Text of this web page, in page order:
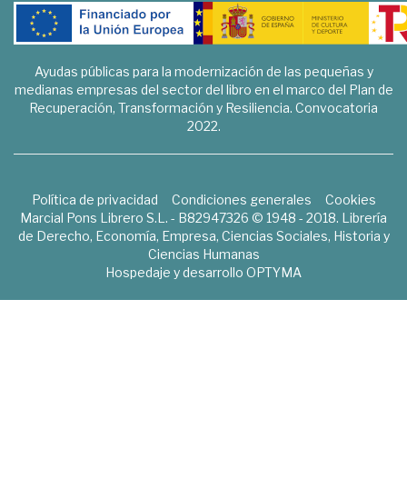
Ayudas públicas para la modernización de las pequeñas y
medianas empresas del sector del libro en el marco del Plan de
Recuperación, Transformación y Resiliencia. Convocatoria
2022.
Política de privacidad Condiciones generales
Cookies
Marcial Pons Librero S.L. - B82947326 © 1948 - 2018. Librería
de Derecho, Economía, Empresa, Ciencias Sociales, Historia y
Ciencias Humanas
Hospedaje y desarrollo OPTYMA